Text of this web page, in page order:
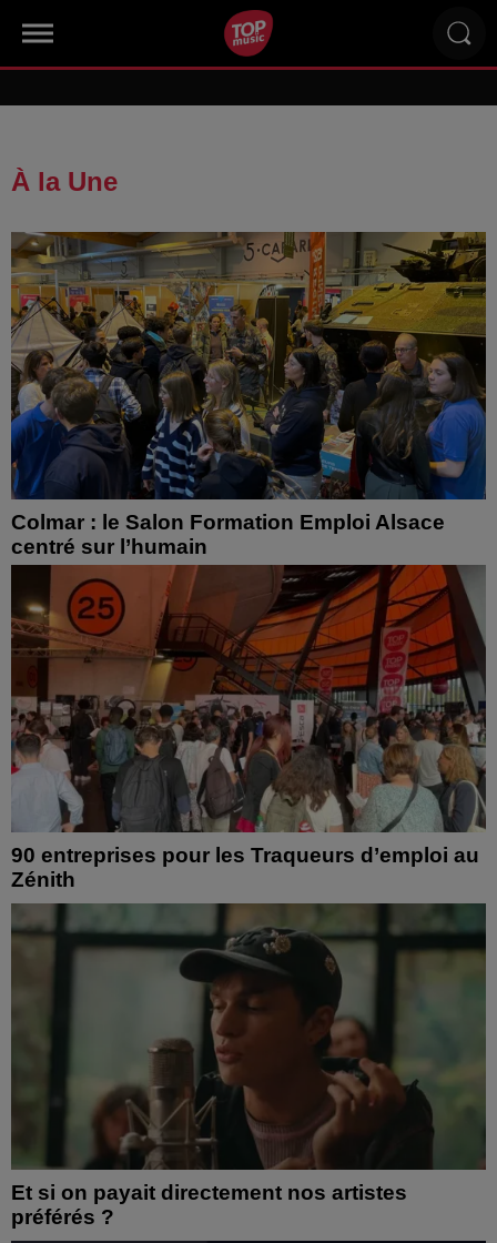
À la Une
Colmar : le Salon Formation Emploi Alsace
centré sur l’humain
90 entreprises pour les Traqueurs d’emploi au
Zénith
Et si on payait directement nos artistes
préférés ?